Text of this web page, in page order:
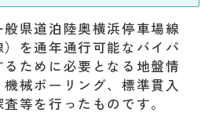
県道泊陸奥横浜停車場線
）を通年通行可能なバイパ
ために必要となる地盤情
械ボーリング、標準貫入
等を行ったものです。